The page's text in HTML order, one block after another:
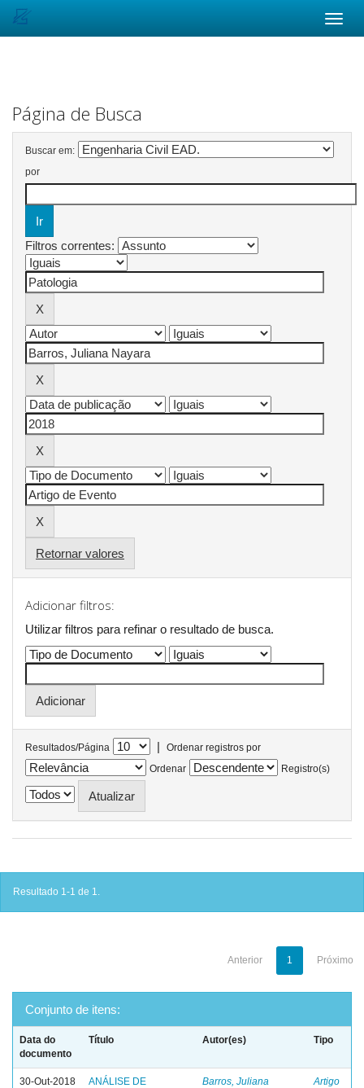
Página de Busca
Buscar em:
por
Filtros correntes:
Retornar valores
Adicionar filtros:
Utilizar filtros para refinar o resultado de busca.
Resultados/Página |
Ordenar registros por
Ordenar
Registro(s)
Resultado 1-1 de 1.
Anterior 1 Próximo
Conjunto de itens:
Data do
documento
Título Autor(es) Tipo
30-Out-2018
ANÁLISE DE
Barros, Juliana
Artigo